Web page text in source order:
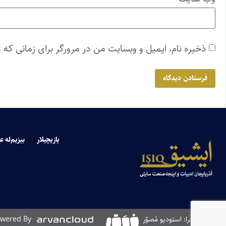
ذخیره نام، ایمیل و وبسایت من در مرورگر برای زمانی
یازیچیلار بیزیم‌له
طراحی و اجرا: استودیو مُصوّر By